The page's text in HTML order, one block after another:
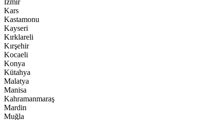
İzmir
Kars
Kastamonu
Kayseri
Kırklareli
Kırşehir
Kocaeli
Konya
Kütahya
Malatya
Manisa
Kahramanmaraş
Mardin
Muğla